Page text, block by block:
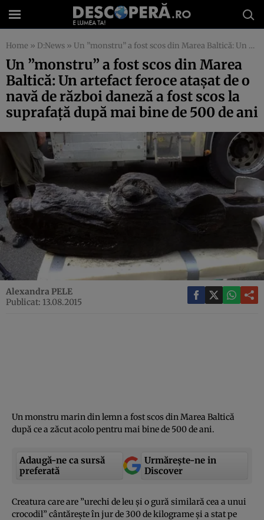
Home » D:News » Un ”monstru” a fost scos din Marea Baltică: Un artefact feroce ataşat de o navă de război daneză a fost scos la suprafaţă după mai bine de 500 de ani
Un ”monstru” a fost scos din Marea
Baltică: Un artefact feroce ataşat de o
navă de război daneză a fost scos la
suprafaţă după mai bine de 500 de ani
Alexandra PELE
Publicat: 13.08.2015
Un monstru marin din lemn a fost scos din Marea Baltică
după ce a zăcut acolo pentru mai bine de 500 de ani.
Adaugă-ne ca sursă
preferată
Urmărește-ne in
Discover
Creatura care are ”urechi de leu şi o gură similară cea a unui
crocodil” cântăreşte în jur de 300 de kilograme şi a stat pe